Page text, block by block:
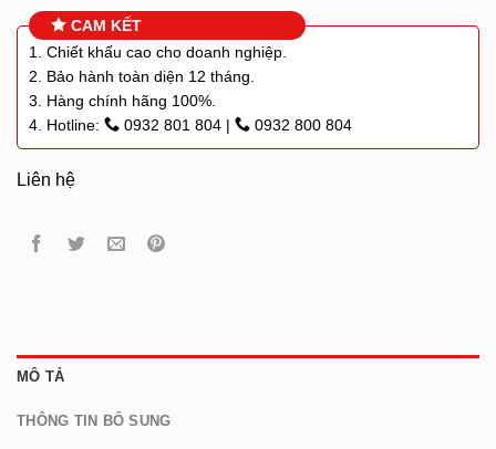
CAM KẾT
1. Chiết khấu cao cho doanh nghiệp.
2. Bảo hành toàn diện 12 tháng.
3. Hàng chính hãng 100%.
4. Hotline:
0932 801 804 | 0932 800 804
Liên hệ
MÔ TẢ
THÔNG TIN BỔ SUNG